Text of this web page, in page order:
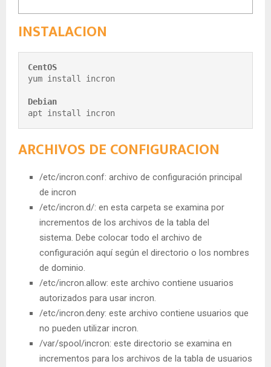
INSTALACION
CentOS
yum install incron
Debian
apt install incron
ARCHIVOS DE CONFIGURACION
/etc/incron.conf: archivo de configuración principal
de incron
/etc/incron.d/: en esta carpeta se examina por
incrementos de los archivos de la tabla del
sistema. Debe colocar todo el archivo de
configuración aquí según el directorio o los nombres
de dominio.
/etc/incron.allow: este archivo contiene usuarios
autorizados para usar incron.
/etc/incron.deny: este archivo contiene usuarios que
no pueden utilizar incron.
/var/spool/incron: este directorio se examina en
incrementos para los archivos de la tabla de usuarios